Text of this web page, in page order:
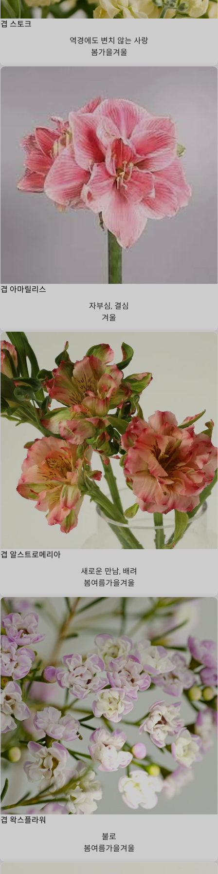
겹 스토크
역경에도 변치 않는 사랑
봄가을겨울
겹 아마릴리스
자부심, 결심
겨울
겹 알스트로메리아
새로운 만남, 배려
봄여름가을겨울
겹 왁스플라워
불로
봄여름가을겨울